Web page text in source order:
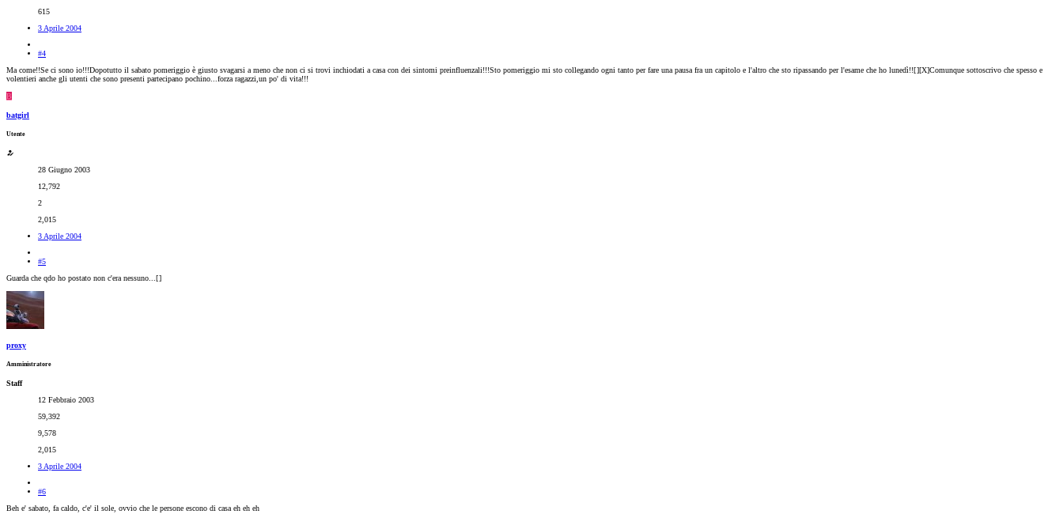
615
3 Aprile 2004
#4
Ma come!!Se ci sono io!!!Dopotutto il sabato pomeriggio è giusto svagarsi a meno che non ci si trovi inchiodati a casa con dei sintomi preinfluenzali!!!Sto pomeriggio mi sto collegando ogni tanto per fare una pausa fra un capitolo e l'altro che sto ripassando per l'esame che ho lunedì!![][X]Comunque sottoscrivo che spesso e
volentieri anche gli utenti che sono presenti partecipano pochino...forza ragazzi,un po' di vita!!!
B
batgirl
Utente
28 Giugno 2003
12,792
2
2,015
3 Aprile 2004
#5
Guarda che qdo ho postato non c'era nessuno...[]
proxy
Amministratore
Staff
12 Febbraio 2003
59,392
9,578
2,015
3 Aprile 2004
#6
Beh e' sabato, fa caldo, c'e' il sole, ovvio che le persone escono di casa eh eh eh